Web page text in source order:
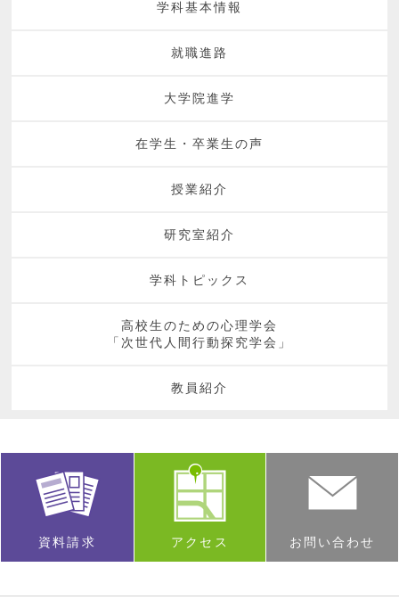
学科基本情報
就職進路
大学院進学
在学生・卒業生の声
授業紹介
研究室紹介
学科トピックス
高校生のための心理学会
「次世代人間行動探究学会」
教員紹介
資料請求 アクセス お問い合わせ